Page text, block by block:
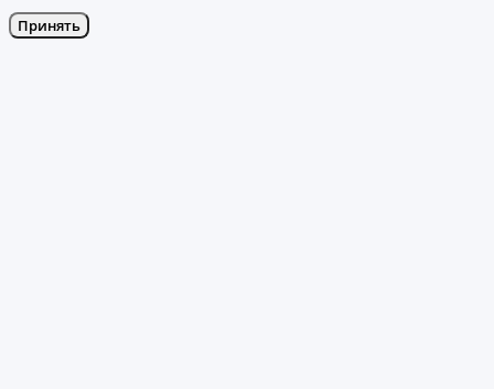
Принять